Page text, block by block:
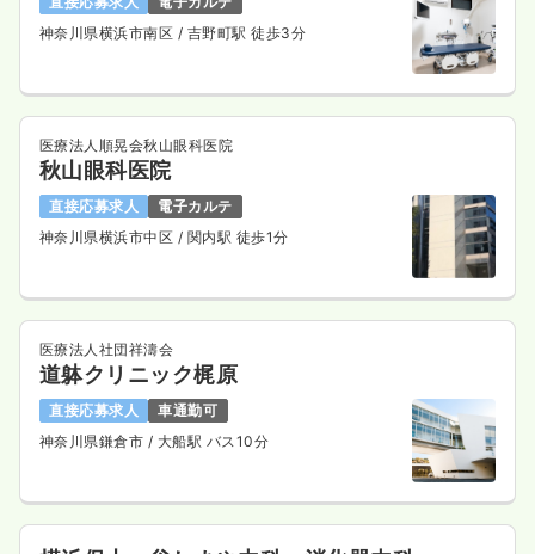
神奈川県横浜市南区 / 吉野町駅 徒歩3分
医療法人順晃会秋山眼科医院
秋山眼科医院
直接応募求人
電子カルテ
神奈川県横浜市中区 / 関内駅 徒歩1分
医療法人社団祥濤会
道躰クリニック梶原
直接応募求人
車通勤可
神奈川県鎌倉市 / 大船駅 バス10分